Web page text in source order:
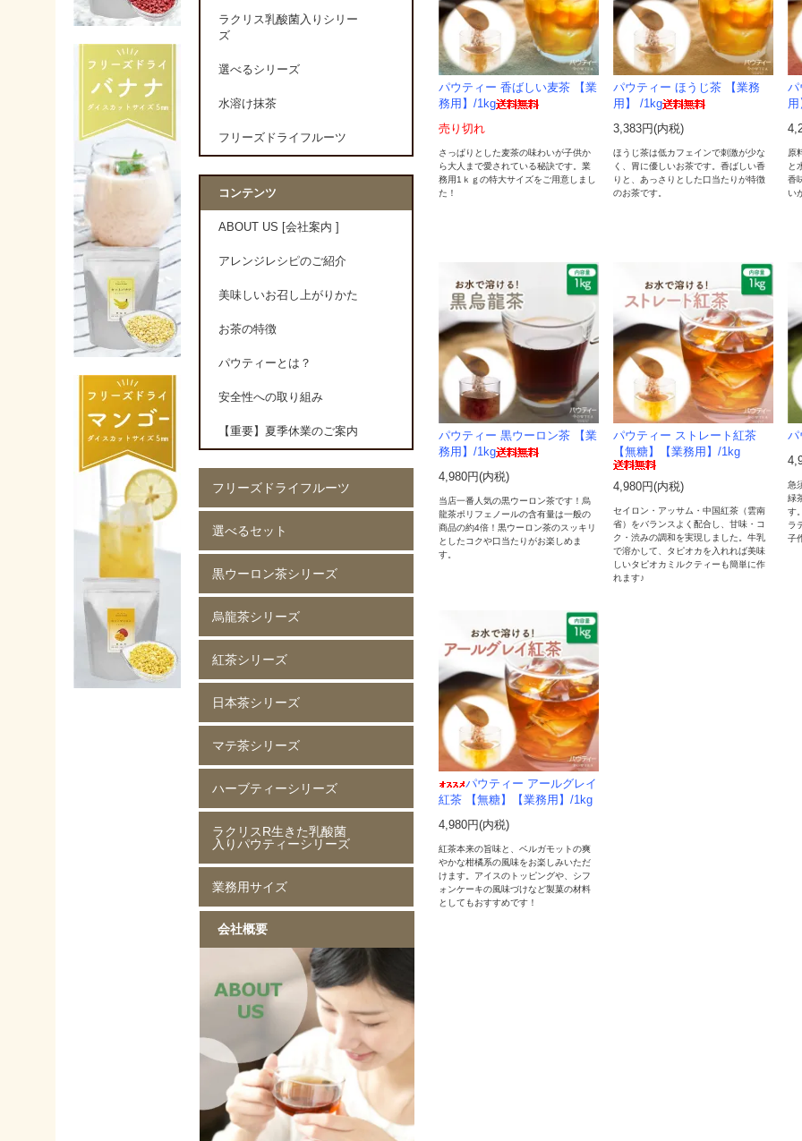
パウティー 香ばしい麦茶 【業
務用】/1kg
売り切れ
さっぱりとした麦茶の味わいが子供か
ら大人まで愛されている秘訣です。業
務用1ｋｇの特大サイズをご用意しまし
た！
パウティー ほうじ茶 【業務
用】 /1kg
3,383円(内税)
ほうじ茶は低カフェインで刺激が少な
く、胃に優しいお茶です。香ばしい香
りと、あっさりとした口当たりが特徴
のお茶です。
パ
用
原
と
香
い
パウティー 黒ウーロン茶 【業
務用】/1kg
4,980円(内税)
当店一番人気の黒ウーロン茶です！烏
龍茶ポリフェノールの含有量は一般の
商品の約4倍！黒ウーロン茶のスッキリ
としたコクや口当たりがお楽しめま
す。
パウティー ストレート紅茶
【無糖】【業務用】/1kg
4,980円(内税)
セイロン・アッサム・中国紅茶（雲南
省）をバランスよく配合し、甘味・コ
ク・渋みの調和を実現しました。牛乳
で溶かして、タピオカを入れれば美味
しいタピオカミルクティーも簡単に作
れます♪
パ
急
緑
す
ラ
子
パウティー アールグレイ
紅茶 【無糖】【業務用】/1kg
4,980円(内税)
紅茶本来の旨味と、ベルガモットの爽
やかな柑橘系の風味をお楽しみいただ
けます。アイスのトッピングや、シフ
ォンケーキの風味づけなど製菓の材料
としてもおすすめです！
ラクリス乳酸菌入りシリー
ズ
選べるシリーズ
水溶け抹茶
フリーズドライフルーツ
コンテンツ
ABOUT US [会社案内 ]
アレンジレシピのご紹介
美味しいお召し上がりかた
お茶の特徴
パウティーとは？
安全性への取り組み
【重要】夏季休業のご案内
フリーズドライフルーツ
イチゴ(5mm)60g
イチゴ(5mm)200g
イチゴ(8mm)200g
フレーズホール50g
フレーズホール150g
イチゴスライス
バナナ60g
バナナ200g
マンゴー60g
マンゴー200g
ラズベリー60g
ラズベリー200g
黄桃60g
黄桃200g
コーン200g
選べるセット
選べる 2種類
黒ウーロン茶シリーズ
黒ウーロン茶 80g
黒ウーロン茶 250g
黒ウーロン茶 1kg
ジャスミンが香る
黒ウーロン茶 80g
ジャスミンが香る
黒ウーロン茶 250g
ジャスミンが香る
黒ウーロン茶 1kg
ピーチ黒ウーロン茶 80g
ピーチ黒ウーロン茶 250g
バニラ黒ウーロン茶 80g
アセロラ黒ウーロン茶 80g
烏龍茶シリーズ
烏龍茶 80g
烏龍茶 250g
烏龍茶 1kg
ピーチ烏龍茶 80g
カシス烏龍茶 80g
アップル烏龍茶 80g
マスカット烏龍茶 80g
紅茶シリーズ
ストレート紅茶 無糖 80g
ストレート紅茶 無糖 250g
ストレート紅茶 無糖 1kg
アールグレイ紅茶 80g
アールグレイ紅茶 250g
レモンティー 80g
レモンティー 250g
キャラメルティー 80g
キャラメルティー 250g
アップルティー 80g
アップルティー 250g
トロピカルティー 250g
ストロベリーティー 250g
日本茶シリーズ
緑茶 80g
緑茶 250g
緑茶 1kg
香りほうじ茶 80g
ほうじ茶 250g
香り麦茶 80g
麦茶 250g
香ばしい麦茶 1kg
抹茶入り玄米茶 80g
玄米茶 250g
マテ茶シリーズ
ローストマテ茶 80g
ローストマテ茶 250g
コーヒー風味マテ茶 80g
コーヒー風味マテ茶 250g
ミントマテ茶 80g
ミントマテ茶 250g
オレンジマテ茶 80g
レモンマテ茶 80g
ハーブティーシリーズ
ジャスミン茶 80g
ジャスミン茶 250g
ルイボスティー 50g
ルイボスティー 250g
ラクリスR生きた乳酸菌
入りパウティーシリーズ
ラクリスR生きた乳酸菌入り
緑茶 40g
ラクリスR生きた乳酸菌入り
黒烏龍茶 40g
ラクリスR生きた乳酸菌入り
ジャスミン茶 40g
ラクリスR生きた乳酸菌入り
ルイボスティー 40g
業務用サイズ
黒ウーロン茶 1kg
ジャスミンが香る
黒ウーロン茶 1kg
ストレート紅茶 1kg
香ばしい麦茶 1kg
烏龍茶 1kg
ほうじ茶 1kg
緑茶 1kg
会社概要